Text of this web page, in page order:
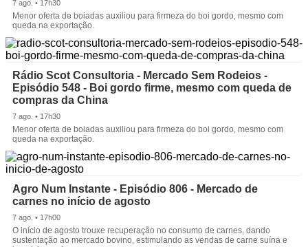
7 ago. • 17h30
Menor oferta de boiadas auxiliou para firmeza do boi gordo, mesmo com
queda na exportação.
Rádio Scot Consultoria - Mercado Sem Rodeios -
Episódio 548 - Boi gordo firme, mesmo com queda de
compras da China
7 ago. • 17h30
Menor oferta de boiadas auxiliou para firmeza do boi gordo, mesmo com
queda na exportação.
Agro Num Instante - Episódio 806 - Mercado de
carnes no início de agosto
7 ago. • 17h00
O início de agosto trouxe recuperação no consumo de carnes, dando
sustentação ao mercado bovino, estimulando as vendas de carne suína e